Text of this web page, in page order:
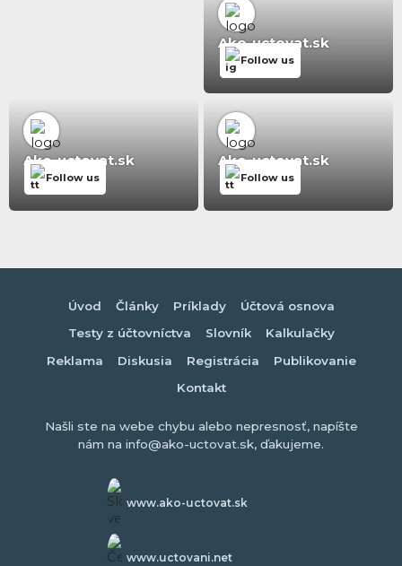
Ako-uctovat.sk
Follow us
Ako-uctovat.sk
Follow us
Ako-uctovat.sk
Follow us
Úvod Články Príklady
Účtová osnova
Testy z účtovníctva
Slovník
Kalkulačky
Reklama
Diskusia Registrácia
Publikovanie
Kontakt
Našli ste na webe chybu alebo nepresnosť, napíšte
nám na info@ako-uctovat.sk, ďakujeme.
www.ako-uctovat.sk
www.uctovani.net